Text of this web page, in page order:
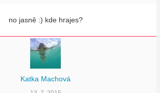
no jasně :) kde hrajes?
Katka Machová